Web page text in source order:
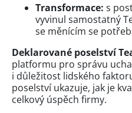
Transformace: s
vyvinul samostatný
se měnícím se
Deklarované poselství
platformu pro správu
i důležitost lidského
poselství ukazuje, jak je
celkový úspěch firmy.